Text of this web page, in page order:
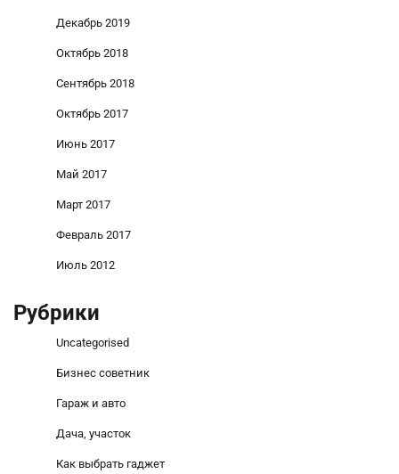
Декабрь 2019
Октябрь 2018
Сентябрь 2018
Октябрь 2017
Июнь 2017
Май 2017
Март 2017
Февраль 2017
Июль 2012
Рубрики
Uncategorised
Бизнес советник
Гараж и авто
Дача, участок
Как выбрать гаджет